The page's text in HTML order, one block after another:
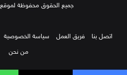
جميع الحقوق محفوظة لموقع
اتصل بنا فريق العمل سياسة الخصوصية
من نحن